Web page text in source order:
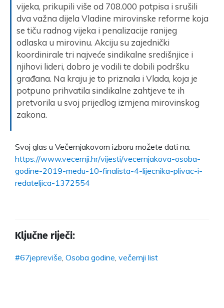
vijeka, prikupili više od 708.000 potpisa i srušili
dva važna dijela Vladine mirovinske reforme koja
se tiču radnog vijeka i penalizacije ranijeg
odlaska u mirovinu. Akciju su zajednički
koordinirale tri najveće sindikalne središnjice i
njihovi lideri, dobro je vodili te dobili podršku
građana. Na kraju je to priznala i Vlada, koja je
potpuno prihvatila sindikalne zahtjeve te ih
pretvorila u svoj prijedlog izmjena mirovinskog
zakona.
Svoj glas u Večernjakovom izboru možete dati na:
https://www.vecernji.hr/vijesti/vecernjakova-osoba-
godine-2019-medu-10-finalista-4-lijecnika-plivac-i-
redateljica-1372554
Ključne riječi:
#67jepreviše Osoba godine večernji list